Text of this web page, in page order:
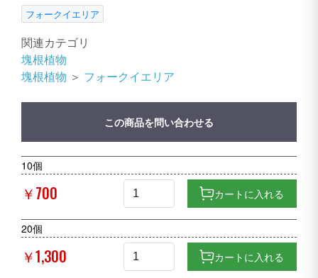
フォークイエリア
関連カテゴリ
塊根植物
塊根植物 ＞ フォークイエリア
この商品を問い合わせる
10個
￥700 カートに入れる
20個
￥1,300 カートに入れる